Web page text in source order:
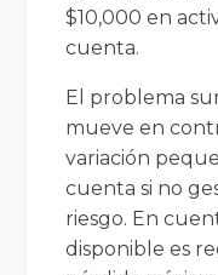
$10,000 en
cuenta.
El problema
mueve en
variación
cuenta si no
riesgo. En
disponible es